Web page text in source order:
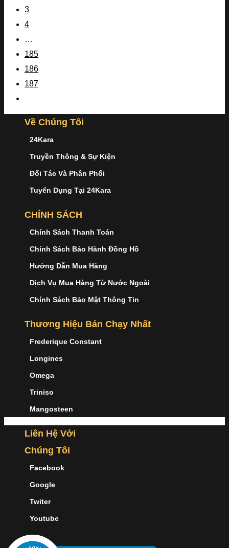
3
4
…
185
186
187
Về Chúng Tôi
24Kara
Truyền Thông & Sự Kiện
Đối Tác Và Phân Phối
Tuyển Dụng Tại 24Kara
CHÍNH SÁCH
Chính Sách Thanh Toán
Chính Sách Bảo Hành Đồng Hồ
Hướng Dẫn Mua Hàng
Dịch Vụ Mua Hàng Từ Nước Ngoài
Chính Sách Bảo Mật Thông Tin
Thương Hiệu Bán Chạy Nhất
Frederique Constant
Longines
Omega
Triniso
Mangosteen
Liên Hệ Với
Chúng Tôi
Facebook
Google
Twiter
Youtube